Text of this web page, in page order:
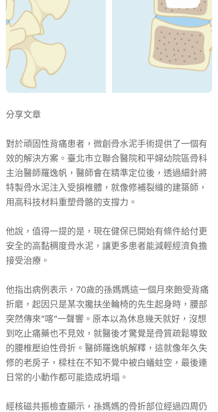
分享文章
對於頑固性背痛患者，微創骨水泥手術提供了一個有
效的解決方案。臺北市立聯合醫院和平婦幼院區骨科
主治醫師羅逸帆，醫師會在精準定位後，透過細針將
特製骨水泥注入受損椎體，就像修補裂縫的建築師，
用高科技材料重塑骨骼的支撐力。
他說，值得一提的是，現在健保已開始有條件給付更
安全的高黏稠度骨水泥，讓更多患者能減輕經濟負擔
接受治療。
他指出病例表示，70歲的孫媽媽這一個月來飽受背痛
折磨，起因只是某次攙扶坐輪椅的先生起身時，腰部
突然傳來”喀”一聲響。原本以為休息幾天就好，沒想
到吃止痛藥也不見效，就醫後才驚覺是骨質疏鬆導致
的腰椎壓迫性骨折。醫師羅逸帆解釋，這就像年久失
修的老房子，樑柱在不知不覺中被白蟻蛀空，最後連
日常的小動作都可能造成坍塌。
經核磁共振檢查顯示，孫媽媽的骨折部位經過四周仍